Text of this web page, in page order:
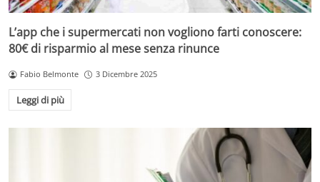
L’app che i supermercati non vogliono farti conoscere:
80€ di risparmio al mese senza rinunce
Fabio Belmonte 3 Dicembre 2025
Leggi di più